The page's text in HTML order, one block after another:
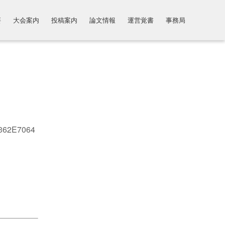
大会案内 投稿案内 論文情報 運営覚書 事務局